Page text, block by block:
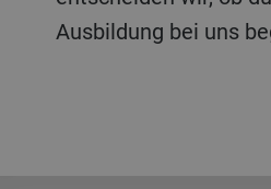
Ausbildung bei uns